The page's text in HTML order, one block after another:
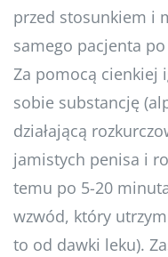
przed stosunkiem i
samego pacjenta
Za pomocą cienkiej
sobie substancję
działającą
jamistych penisa i
temu po 5-20
wzwód, który
to od dawki leku).